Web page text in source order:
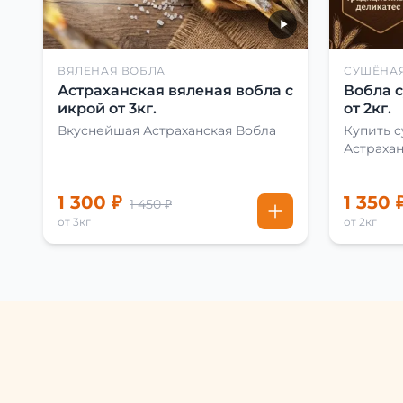
ВЯЛЕНАЯ ВОБЛА
Астраханская вяленая вобла с
икрой от 3кг.
Вкуснейшая Астраханская Вобла
1 300 ₽ 1 450 ₽
от 3кг
Вобла
от 2кг.
Купить
1 350
от 2кг